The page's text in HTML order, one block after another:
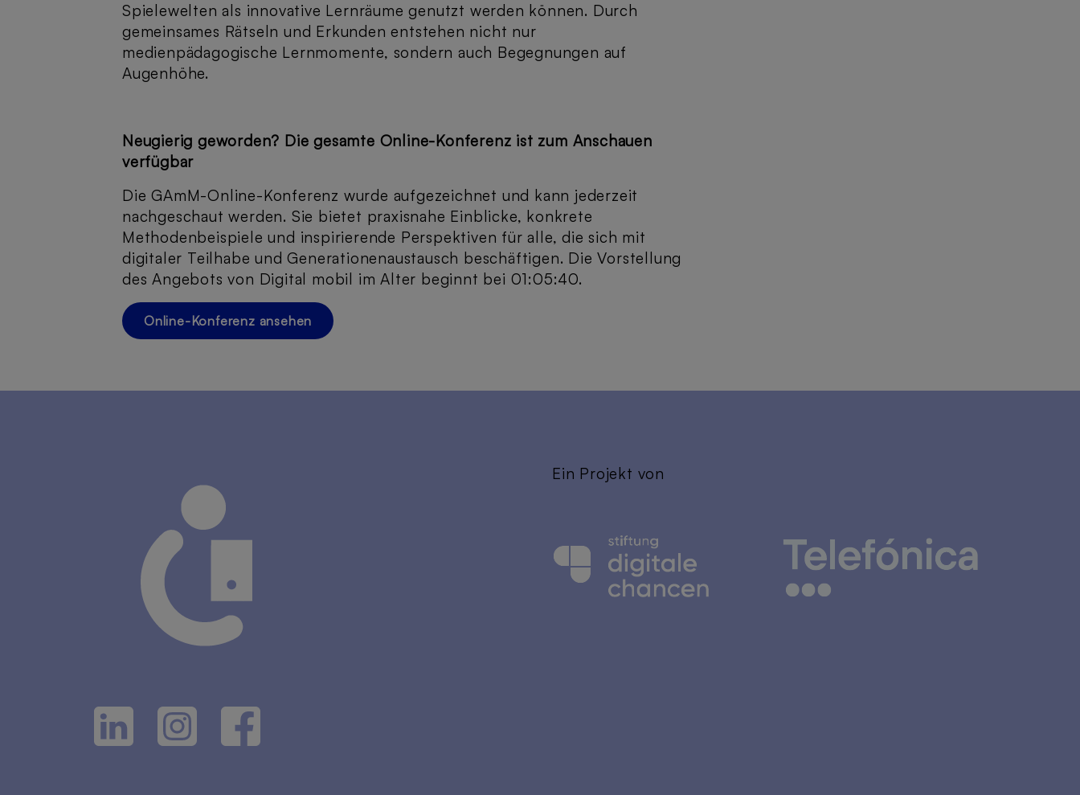
Spielewelten als innovative Lernräume genutzt werden können. Durch
gemeinsames Rätseln und Erkunden entstehen nicht nur
medienpädagogische Lernmomente, sondern auch Begegnungen auf
Augenhöhe.
Neugierig geworden? Die gesamte Online-Konferenz ist zum Anschauen
verfügbar
Die GAmM-Online-Konferenz wurde aufgezeichnet und kann jederzeit
nachgeschaut werden. Sie bietet praxisnahe Einblicke, konkrete
Methodenbeispiele und inspirierende Perspektiven für alle, die sich mit
digitaler Teilhabe und Generationenaustausch beschäftigen. Die Vorstellung
des Angebots von Digital mobil im Alter beginnt bei 01:05:40.
Online-Konferenz ansehen
Ein Projekt von